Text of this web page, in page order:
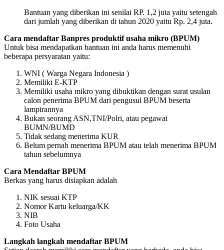
Bantuan yang diberikan ini senilai RP. 1,2 juta yaitu setengah
dari jumlah yang diberikan di tahun 2020 yaitu Rp. 2,4 juta.
Cara mendaftar Banpres produktif usaha mikro (BPUM)
Untuk bisa mendapatkan bantuan ini anda harus memenuhi
beberapa persyaratan yaitu:
WNI ( Warga Negara Indonesia )
Memiliki E-KTP
Memiliki usaha mikro yang dibuktikan dengan surat usulan
calon penerima BPUM dari pengusul BPUM beserta
lampirannya
Bukan seorang ASN,TNI/Polri, atau pegawai
BUMN/BUMD
Tidak sedang menerima KUR
Belum pernah menerima BPUM atau telah menerima BPUM
tahun sebelumnya
Cara Mendaftar BPUM
Berkas yang harus disiapkan adalah
NIK sesuai KTP
Nomor Kartu keluarga/KK
NIB
Foto Usaha
Langkah langkah mendaftar BPUM